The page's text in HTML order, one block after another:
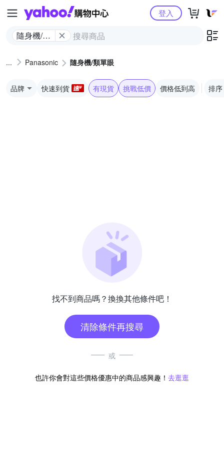
Yahoo購物中心
隨身機/類
登入
Panasonic 隨身機/類單眼
品牌 快速到貨 有現貨 挑戰低價 價格低到高 排序
找不到商品嗎？換換其他條件吧！
清除條件再搜尋
或
也許你會對這些價格優惠中的商品感興趣！ 去逛逛